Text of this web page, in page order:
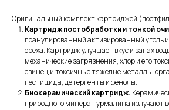
Оригинальный комплект картриджей
Картридж постобработки и тонкой
гранулированный активированный уголь
ореха. Картридж улучшает вкус и запах
механические загрязнения, хлор и его
свинец и токсичные тяжёлые металлы,
пестициды, детергенты и фенолы.
Биокерамический картридж.
природного минера турмалина излучают